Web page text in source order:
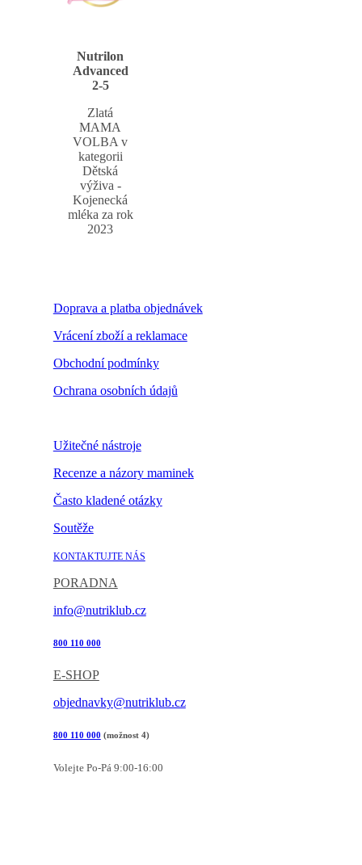
Nutrilon
Advanced
2-5
Zlatá
MAMA
VOLBA v
kategorii
Dětská
výživa -
Kojenecká
mléka za rok
2023
Doprava a platba objednávek
Vrácení zboží a reklamace
Obchodní podmínky
Ochrana osobních údajů
Užitečné nástroje
Recenze a názory maminek
Často kladené otázky
Soutěže
KONTAKTUJTE NÁS
PORADNA
info@nutriklub.cz
800 110 000
E-SHOP
objednavky@nutriklub.cz
800 110 000 (možnost 4)
Volejte Po-Pá 9:00-16:00